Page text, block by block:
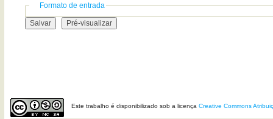
Formato de entrada
Estetrabalho é disponibilizado sob a licençaCreative Commons